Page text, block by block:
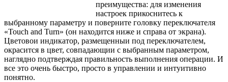
преимущества: для изменения
настроек прикоснитесь к
выбранному параметру и поверните головку переключателя
«Touch and Turn» (он находится ниже и справа от экрана).
Цветовои индикатор, размещенныи под переключателем,
окрасится в цвет, совпадающии с выбранным параметром,
наглядно подтверждая правильность выполнения операции. И
все это очень быстро, просто в управлении и интуитивно
понятно.